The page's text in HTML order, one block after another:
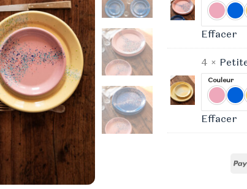
Effacer
4 ×
Couleur
Effacer